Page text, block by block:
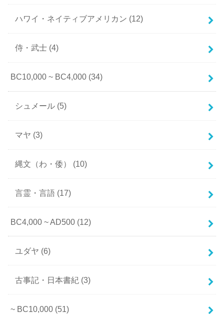
ハワイ・ネイティブアメリカン (12)
侍・武士 (4)
BC10,000 ~ BC4,000 (34)
シュメール (5)
マヤ (3)
縄文（わ・倭） (10)
言霊・言語 (17)
BC4,000 ~ AD500 (12)
ユダヤ (6)
古事記・日本書紀 (3)
~ BC10,000 (51)